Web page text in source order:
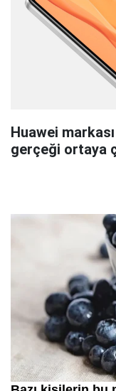
Huawei
gerçeği ortaya